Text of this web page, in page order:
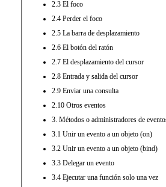
2.3 El foco
2.4 Perder el foco
2.5 La barra de desplazamiento
2.6 El botón del ratón
2.7 El desplazamiento del cursor
2.8 Entrada y salida del cursor
2.9 Enviar una consulta
2.10 Otros eventos
3. Métodos o administradores de
3.1 Unir un evento a un objeto (on)
3.2 Unir un evento a un objeto (bind)
3.3 Delegar un evento
3.4 Ejecutar una función solo una vez